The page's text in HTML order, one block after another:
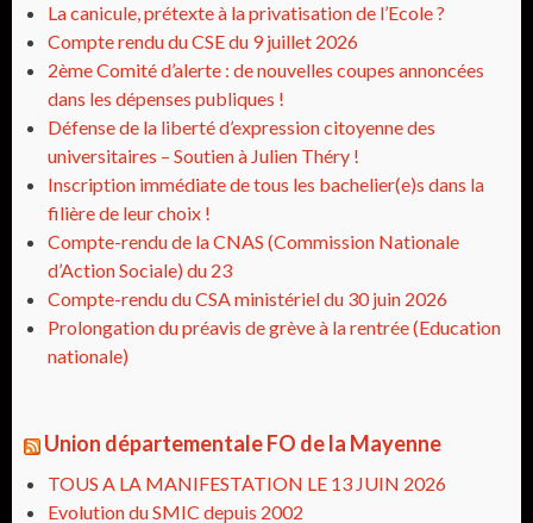
La canicule, prétexte à la privatisation de l’Ecole ?
Compte rendu du CSE du 9 juillet 2026
2ème Comité d’alerte : de nouvelles coupes annoncées
dans les dépenses publiques !
Défense de la liberté d’expression citoyenne des
universitaires – Soutien à Julien Théry !
Inscription immédiate de tous les bachelier(e)s dans la
filière de leur choix !
Compte-rendu de la CNAS (Commission Nationale
d’Action Sociale) du 23
Compte-rendu du CSA ministériel du 30 juin 2026
Prolongation du préavis de grève à la rentrée (Education
nationale)
Union départementale FO de la Mayenne
TOUS A LA MANIFESTATION LE 13 JUIN 2026
Evolution du SMIC depuis 2002